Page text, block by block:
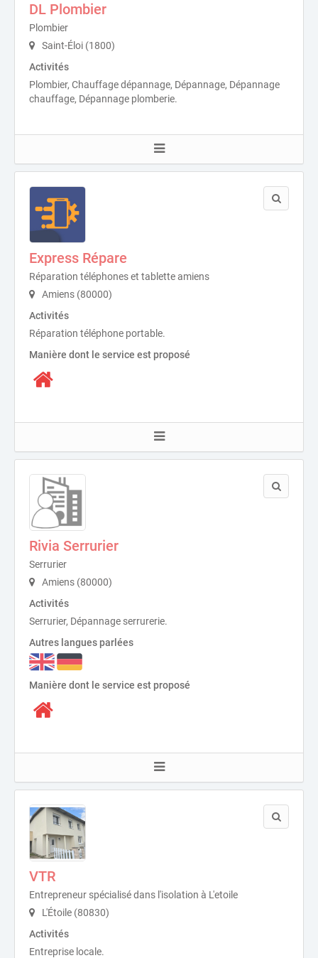
DL Plombier
Plombier
Saint-Éloi (1800)
Activités
Plombier, Chauffage dépannage, Dépannage, Dépannage
chauffage, Dépannage plomberie.
Express Répare
Réparation téléphones et tablette amiens
Amiens (80000)
Activités
Réparation téléphone portable.
Manière dont le service est proposé
Rivia Serrurier
Serrurier
Amiens (80000)
Activités
Serrurier, Dépannage serrurerie.
Autres langues parlées
Manière dont le service est proposé
VTR
Entrepreneur spécialisé dans l'isolation à L'etoile
L'Étoile (80830)
Activités
Entreprise locale.